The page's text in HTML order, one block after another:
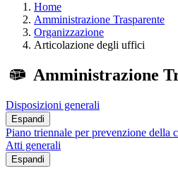
Home
Amministrazione Trasparente
Organizzazione
Articolazione degli uffici
Amministrazione
Disposizioni generali
Espandi
Piano triennale per prevenzione della
Atti generali
Espandi